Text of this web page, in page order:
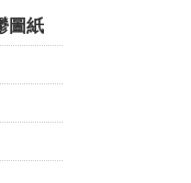
圖紙